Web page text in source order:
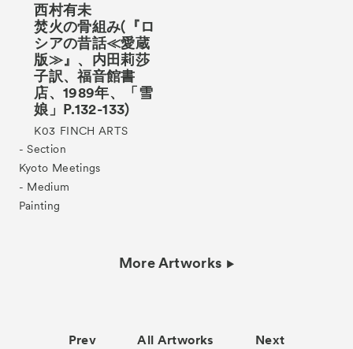
西村有未
焚火の骨組み(『ロ
シアの昔話≪愛蔵
版≫』、内田莉莎
子訳、福音館書
店、1989年、「雪
娘」P.132-133)
K03 FINCH ARTS
- Section
Kyoto Meetings
- Medium
Painting
More Artworks
Prev All Artworks Next